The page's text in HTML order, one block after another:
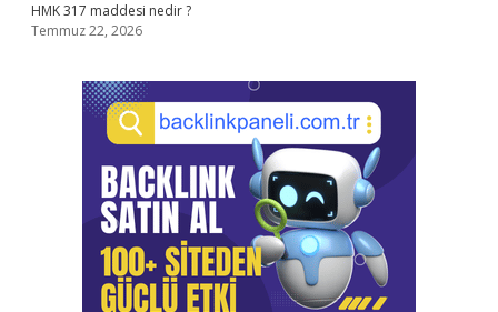
HMK 317 maddesi nedir ?
Temmuz 22, 2026